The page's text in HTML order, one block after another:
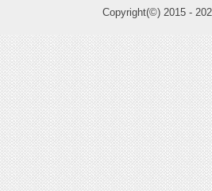
Copyright(©) 2015 -